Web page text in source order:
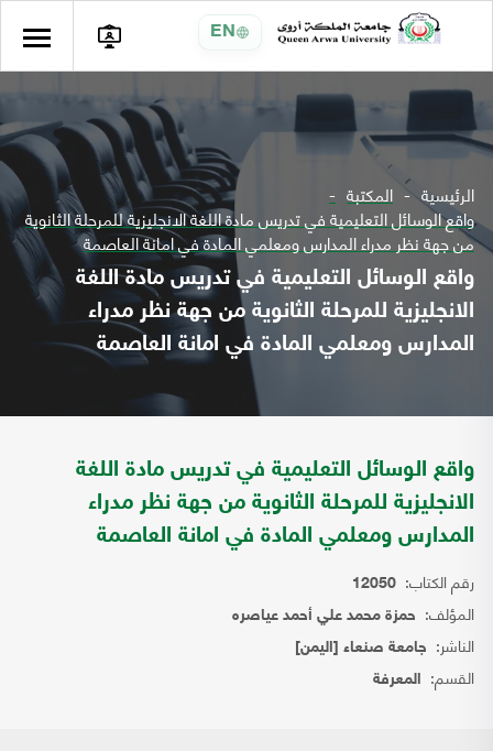
EN
الرئيسية المكتبة
واقع الوسائل التعليمية في تدريس مادة اللغة الانجليزية للمرحلة الثانوية
من جهة نظر مدراء المدارس ومعلمي المادة في امانة العاصمة
واقع الوسائل التعليمية في تدريس مادة اللغة
الانجليزية للمرحلة الثانوية من جهة نظر مدراء
المدارس ومعلمي المادة في امانة العاصمة
واقع الوسائل التعليمية في تدريس مادة اللغة
الانجليزية للمرحلة الثانوية من جهة نظر مدراء
المدارس ومعلمي المادة في امانة العاصمة
رقم الكتاب: 12050
المؤلف: حمزة محمد علي أحمد عياصره
الناشر: جامعة صنعاء [اليمن]
القسم: المعرفة